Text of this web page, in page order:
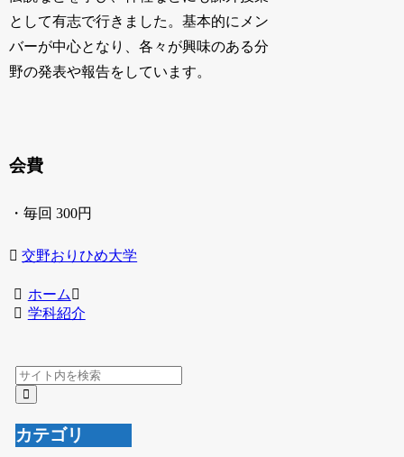
として有志で行きました。基本的にメン
バーが中心となり、各々が興味のある分
野の発表や報告をしています。
会費
・毎回 300円
交野おりひめ大学
ホーム
学科紹介
カテゴリ